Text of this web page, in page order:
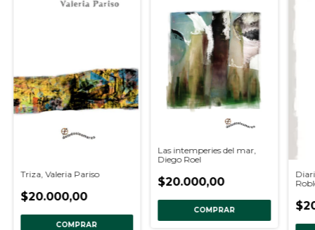
Triza, Valeria Pariso
$20.000,00
COMPRAR
Las intemperies del mar,
Diego Roel
$20.000,00
COMPRAR